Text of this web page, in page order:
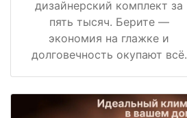
дизайнерский комплект за
пять тысяч. Берите —
экономия на глажке и
долговечность окупают всё.